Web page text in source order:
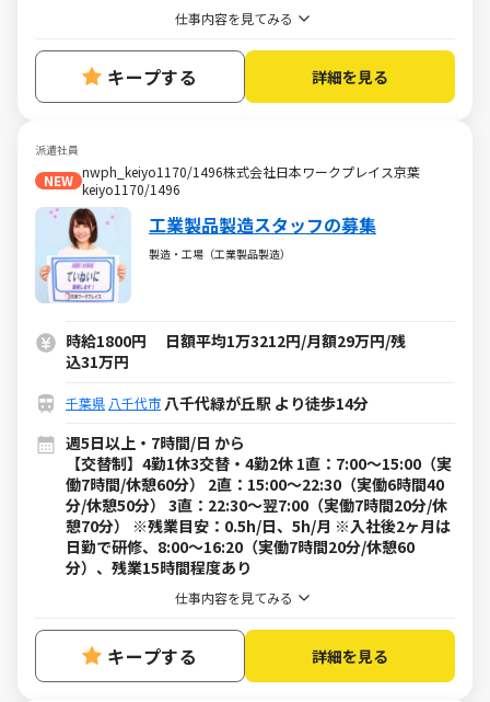
仕事内容を見てみる
キープする 詳細を見る
派遣社員
NEW nwph_keiyo1170/1496株式会社日本ワークプレイス京葉
keiyo1170/1496
工業製品製造スタッフの募集
製造・工場（工業製品製造）
時給1800円 日額平均1万3212円/月額29万円/残
込31万円
千葉県 八千代市 八千代緑が丘駅 より徒歩14分
週5日以上・7時間/日 から
【交替制】4勤1休3交替・4勤2休 1直：7:00～15:00（実
働7時間/休憩60分） 2直：15:00～22:30（実働6時間40
分/休憩50分） 3直：22:30～翌7:00（実働7時間20分/休
憩70分） ※残業目安：0.5h/日、5h/月 ※入社後2ヶ月は
日勤で研修、8:00～16:20（実働7時間20分/休憩60
分）、残業15時間程度あり
仕事内容を見てみる
キープする 詳細を見る